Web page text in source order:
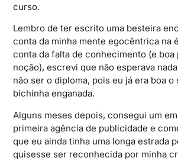
curso.
Lembro de ter escrito uma besteira
conta da minha mente egocêntrica na
conta da falta de conhecimento (e boa
noção), escrevi que não esperava
não ser o diploma, pois eu já era boa
bichinha enganada.
Alguns meses depois, consegui um
primeira agência de publicidade e
que eu ainda tinha uma longa estrada
quisesse ser reconhecida por minha